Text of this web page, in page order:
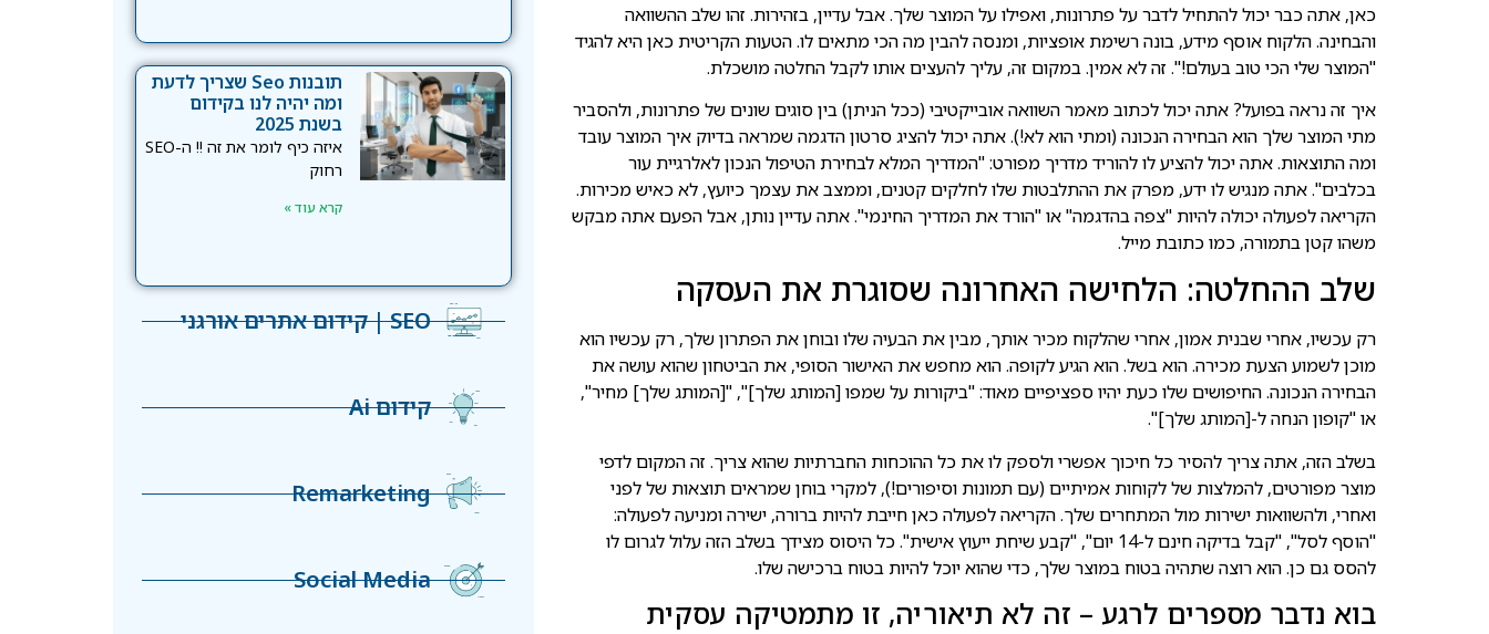
כאן, אתה כבר יכול להתחיל לדבר על פתרונות, ואפילו על המוצר שלך. אבל עדיין, בזהירות. זהו שלב ההשוואה
והבחינה. הלקוח אוסף מידע, בונה רשימת אופציות, ומנסה להבין מה הכי מתאים לו. הטעות הקריטית כאן היא להגיד
"המוצר שלי הכי טוב בעולם!". זה לא אמין. במקום זה, עליך להעצים אותו לקבל החלטה מושכלת.
איך זה נראה בפועל? אתה יכול לכתוב מאמר השוואה אובייקטיבי (ככל הניתן) בין סוגים שונים של פתרונות, ולהסביר
מתי המוצר שלך הוא הבחירה הנכונה (ומתי הוא לא!). אתה יכול להציג סרטון הדגמה שמראה בדיוק איך המוצר עובד
ומה התוצאות. אתה יכול להציע לו להוריד מדריך מפורט: "המדריך המלא לבחירת הטיפול הנכון לאלרגיית עור
בכלבים". אתה מנגיש לו ידע, מפרק את ההתלבטות שלו לחלקים קטנים, וממצב את עצמך כיועץ, לא כאיש מכירות.
הקריאה לפעולה יכולה להיות "צפה בהדגמה" או "הורד את המדריך החינמי". אתה עדיין נותן, אבל הפעם אתה מבקש
משהו קטן בתמורה, כמו כתובת מייל.
שלב ההחלטה: הלחישה האחרונה שסוגרת את העסקה
רק עכשיו, אחרי שבנית אמון, אחרי שהלקוח מכיר אותך, מבין את הבעיה שלו ובוחן את הפתרון שלך, רק עכשיו הוא
מוכן לשמוע הצעת מכירה. הוא בשל. הוא הגיע לקופה. הוא מחפש את האישור הסופי, את הביטחון שהוא עושה את
הבחירה הנכונה. החיפושים שלו כעת יהיו ספציפיים מאוד: "ביקורות על שמפו [המותג שלך]", "[המותג שלך] מחיר",
או "קופון הנחה ל-[המותג שלך]".
בשלב הזה, אתה צריך להסיר כל חיכוך אפשרי ולספק לו את כל ההוכחות החברתיות שהוא צריך. זה המקום לדפי
מוצר מפורטים, להמלצות של לקוחות אמיתיים (עם תמונות וסיפורים!), למקרי בוחן שמראים תוצאות של לפני
ואחרי, ולהשוואות ישירות מול המתחרים שלך. הקריאה לפעולה כאן חייבת להיות ברורה, ישירה ומניעה לפעולה:
"הוסף לסל", "קבל בדיקה חינם ל-14 יום", "קבע שיחת ייעוץ אישית". כל היסוס מצידך בשלב הזה עלול לגרום לו
להסס גם כן. הוא רוצה שתהיה בטוח במוצר שלך, כדי שהוא יוכל להיות בטוח ברכישה שלו.
בוא נדבר מספרים לרגע – זה לא תיאוריה, זו מתמטיקה עסקית
תובנות Seo שצריך לדעת
ומה יהיה לנו בקידום
בשנת 2025
איזה כיף לומר את זה !! ה-SEO
רחוק
קרא עוד »
SEO | קידום אתרים אורגני
קידום Ai
Remarketing
Social Media